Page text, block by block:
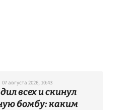
07 августа 2026, 10:43
всех и скинул
бомбу: каким